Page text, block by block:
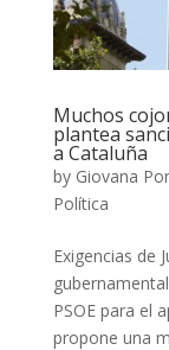
Muchos
plantea
a Cataluña
by Giovana
Política
Exigencias de
PSOE para el
propone una